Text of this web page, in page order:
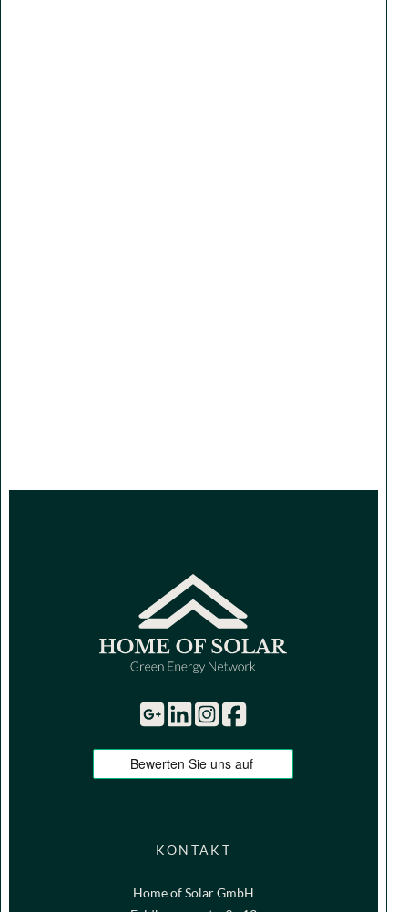
KONTAKT
Home of Solar GmbH